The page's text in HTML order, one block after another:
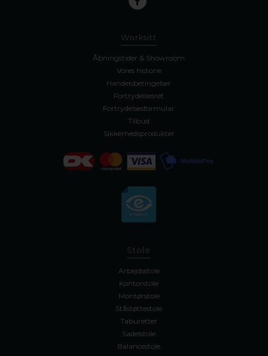
Worksitt
Åbningstider & Showroom
Vores historie
Handelsbetingelser
Fortrydelsesret
Fortrydelsesformular
Tilbud
Sikkerhedsprodukter
Stole
Arbejdsstole
Kontorstole
Montørstole
Ståstøttestole
Taburetter
Sadelstole
Balancestole